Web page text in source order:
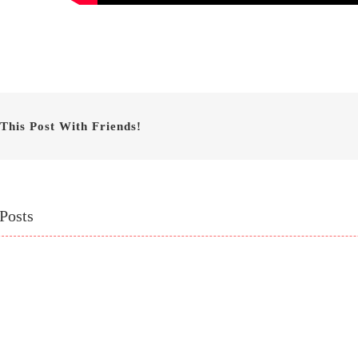
Post With Friends!